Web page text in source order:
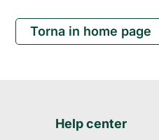
Torna in home page
Help center